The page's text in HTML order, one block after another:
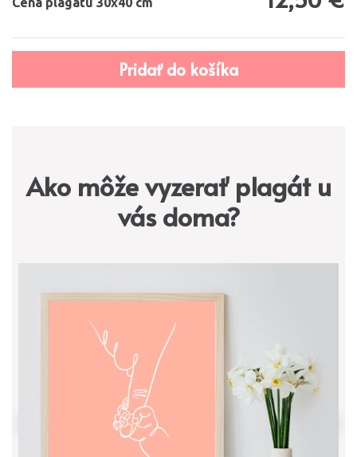
Ako môže vyzerať plagát u
vás doma?